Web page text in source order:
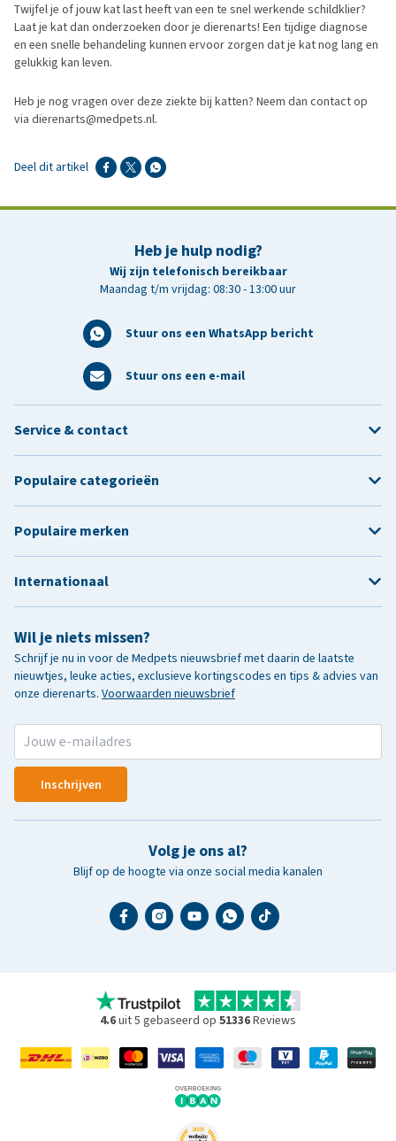
Twijfel je of jouw kat last heeft van een te snel werkende schildklier?
Laat je kat dan onderzoeken door je dierenarts! Een tijdige diagnose
en een snelle behandeling kunnen ervoor zorgen dat je kat nog lang en
gelukkig kan leven.
Heb je nog vragen over deze ziekte bij katten? Neem dan contact op
via dierenarts@medpets.nl.
Deel dit artikel
Heb je hulp nodig?
Wij zijn telefonisch bereikbaar
Maandag t/m vrijdag: 08:30 - 13:00 uur
Stuur ons een WhatsApp bericht
Stuur ons een e-mail
Wil je niets missen?
Schrijf je nu in voor de Medpets nieuwsbrief met daarin de laatste
nieuwtjes, leuke acties, exclusieve kortingscodes en tips & advies van
onze dierenarts. Voorwaarden nieuwsbrief
Inschrijven
Volg je ons al?
Blijf op de hoogte via onze social media kanalen
Service & contact
Populaire categorieën
Populaire merken
Internationaal
4.6uit 5 gebaseerd op 51336Reviews